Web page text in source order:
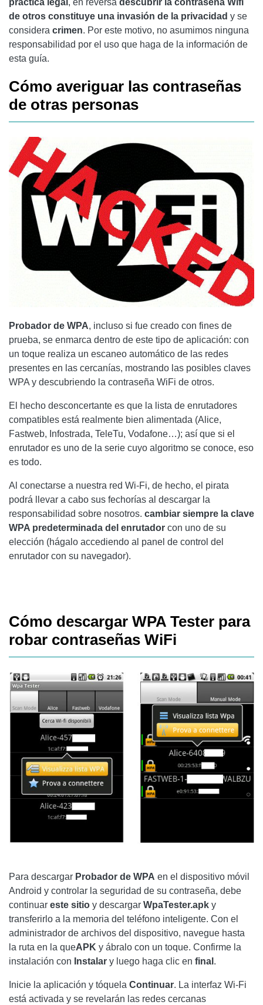
práctica legal , en reversa descubrir la contraseña Wifi
de otros constituye una invasión de la privacidad y se
considera crimen. Por este motivo, no asumimos ninguna
responsabilidad por el uso que haga de la información de
esta guía.
Cómo averiguar las contraseñas
de otras personas
Probador de WPA, incluso si fue creado con fines de
prueba, se enmarca dentro de este tipo de aplicación: con
un toque realiza un escaneo automático de las redes
presentes en las cercanías, mostrando las posibles claves
WPA y descubriendo la contraseña WiFi de otros.
El hecho desconcertante es que la lista de enrutadores
compatibles está realmente bien alimentada (Alice,
Fastweb, Infostrada, TeleTu, Vodafone…); así que si el
enrutador es uno de la serie cuyo algoritmo se conoce, eso
es todo.
Al conectarse a nuestra red Wi-Fi, de hecho, el pirata
podrá llevar a cabo sus fechorías al descargar la
responsabilidad sobre nosotros. cambiar siempre la clave
WPA predeterminada del enrutador con uno de su
elección (hágalo accediendo al panel de control del
enrutador con su navegador).
Cómo descargar WPA Tester para
robar contraseñas WiFi
Para descargar Probador de WPA en el dispositivo móvil
Android y controlar la seguridad de su contraseña, debe
continuar este sitio y descargar WpaTester.apk y
transferirlo a la memoria del teléfono inteligente. Con el
administrador de archivos del dispositivo, navegue hasta
la ruta en la queAPK y ábralo con un toque. Confirme la
instalación con Instalar y luego haga clic en final .
Inicie la aplicación y tóquela Continuar. La interfaz Wi-Fi
está activada y se revelarán las redes cercanas